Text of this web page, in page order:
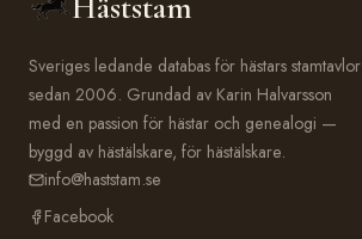
Sveriges ledande databas för hästars stamtavlor
sedan 2006. Grundad av Karin Halvarsson
med en passion för hästar och genealogi —
byggd av hästälskare, för hästälskare.
info@haststam.se
Facebook